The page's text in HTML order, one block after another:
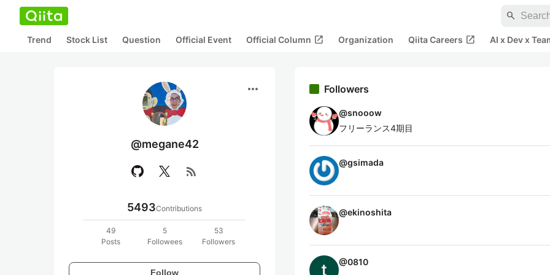
search
Trend Stock List Question Official Event Official Column open_in_new Organization Qiita Careers open_in_new AI x Dev x
more_horiz
@megane42
rss_feed
5493Contributions
49
Posts
5
Followees
53
Followers
Follow
Followers
@snooow
フリーランス4期目
@gsimada
@ekinoshita
@0810